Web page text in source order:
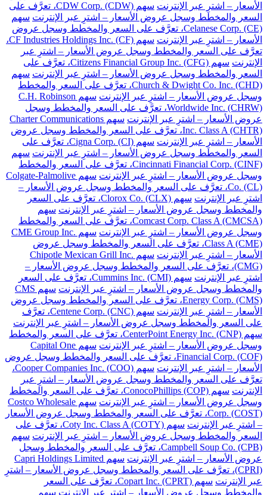
الأسعار – اشترِ عبر الإنترنت
سهم CDW Corp. (CDW)، تعرَّف على
السعر والمخطط وسجل عروض الأسعار – اشترِ عبر الإنترنت سهم
Celanese Corp. (CE)، تعرَّف على السعر والمخطط وسجل عروض
الأسعار – اشترِ عبر الإنترنت
سهم CF Industries Holdings Inc. (CF)،
تعرَّف على السعر والمخطط وسجل عروض الأسعار – اشترِ عبر
الإنترنت
سهم Citizens Financial Group Inc. (CFG)، تعرَّف على
السعر والمخطط وسجل عروض الأسعار – اشترِ عبر الإنترنت سهم
Church & Dwight Co. Inc. (CHD)، تعرَّف على السعر والمخطط
وسجل عروض الأسعار – اشترِ عبر الإنترنت
سهم C.H. Robinson
Worldwide Inc. (CHRW)، تعرَّف على السعر والمخطط وسجل
عروض الأسعار – اشترِ عبر الإنترنت
سهم Charter Communications
Inc. Class A (CHTR)، تعرَّف على السعر والمخطط وسجل عروض
الأسعار – اشترِ عبر الإنترنت
سهم Cigna Corp. (CI)، تعرَّف على
السعر والمخطط وسجل عروض الأسعار – اشترِ عبر الإنترنت سهم
Cincinnati Financial Corp. (CINF)، تعرَّف على السعر والمخطط
وسجل عروض الأسعار – اشترِ عبر الإنترنت
سهم Colgate-Palmolive
Co. (CL)، تعرَّف على السعر والمخطط وسجل عروض الأسعار –
اشترِ عبر الإنترنت
سهم Clorox Co. (CLX)، تعرَّف على السعر
والمخطط وسجل عروض الأسعار – اشترِ عبر الإنترنت سهم
Comcast Corp. Class A (CMCSA)، تعرَّف على السعر والمخطط
وسجل عروض الأسعار – اشترِ عبر الإنترنت
سهم CME Group Inc.
Class A (CME)، تعرَّف على السعر والمخطط وسجل عروض
الأسعار – اشترِ عبر الإنترنت
سهم Chipotle Mexican Grill Inc.
(CMG)، تعرَّف على السعر والمخطط وسجل عروض الأسعار –
اشترِ عبر الإنترنت
سهم Cummins Inc. (CMI)، تعرَّف على السعر
والمخطط وسجل عروض الأسعار – اشترِ عبر الإنترنت
سهم CMS
Energy Corp. (CMS)، تعرَّف على السعر والمخطط وسجل عروض
الأسعار – اشترِ عبر الإنترنت
سهم Centene Corp. (CNC)، تعرَّف
على السعر والمخطط وسجل عروض الأسعار – اشترِ عبر الإنترنت
سهم CenterPoint Energy Inc. (CNP)، تعرَّف على السعر والمخطط
وسجل عروض الأسعار – اشترِ عبر الإنترنت
سهم Capital One
Financial Corp. (COF)، تعرَّف على السعر والمخطط وسجل عروض
الأسعار – اشترِ عبر الإنترنت
سهم Cooper Companies Inc. (COO)،
تعرَّف على السعر والمخطط وسجل عروض الأسعار – اشترِ عبر
الإنترنت
سهم ConocoPhillips (COP)، تعرَّف على السعر والمخطط
وسجل عروض الأسعار – اشترِ عبر الإنترنت
سهم Costco Wholesale
Corp. (COST)، تعرَّف على السعر والمخطط وسجل عروض الأسعار
– اشترِ عبر الإنترنت
سهم Coty Inc. Class A (COTY)، تعرَّف على
السعر والمخطط وسجل عروض الأسعار – اشترِ عبر الإنترنت سهم
Campbell Soup Co. (CPB)، تعرَّف على السعر والمخطط وسجل
عروض الأسعار – اشترِ عبر الإنترنت
سهم Capri Holdings Limited
(CPRI)، تعرَّف على السعر والمخطط وسجل عروض الأسعار – اشترِ
عبر الإنترنت
سهم Copart Inc. (CPRT)، تعرَّف على السعر
والمخطط وسجل عروض الأسعار – اشترِ عبر الإنترنت سهم